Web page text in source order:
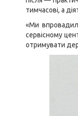
тимчасові, а
«Ми
сервісному
отримувати